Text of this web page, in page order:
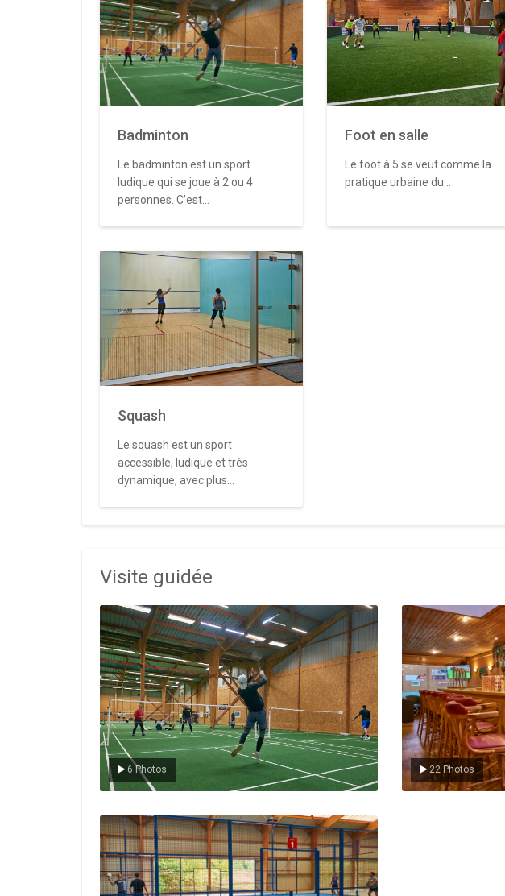
Badminton
Le badminton est un sport
ludique qui se joue à 2 ou 4
personnes. C'est...
Foot en salle
Le foot à 5 se veut comme la
pratique urbaine du...
Squash
Le squash est un sport
accessible, ludique et très
dynamique, avec plus...
Visite guidée
6 Photos
Le badminton
22 Photos
Le Club
Le padel